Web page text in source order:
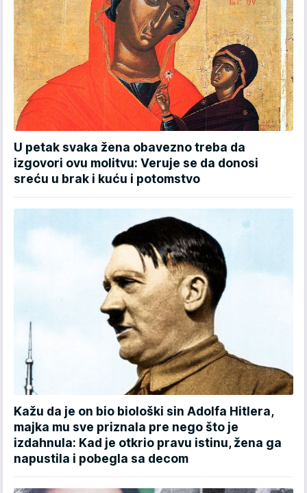
U petak svaka žena obavezno treba da
izgovori ovu molitvu: Veruje se da donosi
sreću u brak i kuću i potomstvo
Kažu da je on bio biološki sin Adolfa Hitlera,
majka mu sve priznala pre nego što je
izdahnula: Kad je otkrio pravu istinu, žena ga
napustila i pobegla sa decom